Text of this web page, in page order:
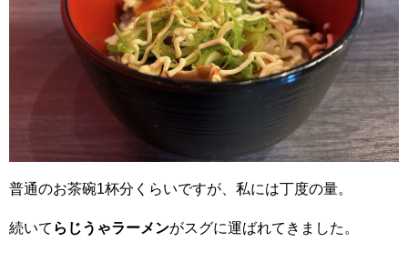
普通のお茶碗1杯分くらいですが、私には丁度の量。
続いて らじうゃラーメンがスグに運ばれてきました。